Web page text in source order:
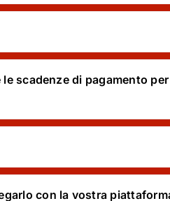
scadenze di pagamento
con la vostra